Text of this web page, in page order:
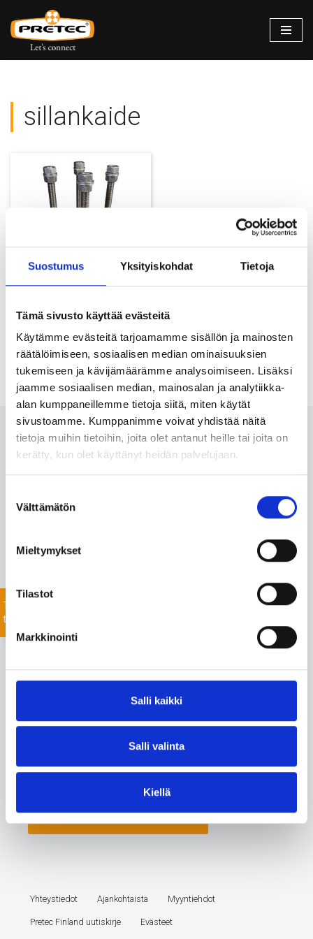
Suostumus Yksityiskohdat Tietoja
Tämä sivusto käyttää evästeitä
Käytämme evästeitä tarjoamamme sisällön ja mainosten
räätälöimiseen, sosiaalisen median ominaisuuksien
tukemiseen ja kävijämäärämme analysoimiseen. Lisäksi
jaamme sosiaalisen median, mainosalan ja analytiikka-
alan kumppaneillemme tietoja siitä, miten käytät
sivustoamme. Kumppanimme voivat yhdistää näitä
tietoja muihin tietoihin, joita olet antanut heille tai joita on
kerätty, kun olet käyttänyt heidän palvelujaan.
valinta
Välttämätön
Mieltymykset
Tilastot
Markkinointi
Salli kaikki
Salli valinta
Kiellä
Siirry
suoraan
sillankaide
Pulttiryhmät
Ota meihin yhteyttä 24/7
projektiisi sopivat tuotteet nopealla toimitusajalla. Myös
listaamattomien tuotteiden toimitus onnistuu mittavan
Jätä yhteydenottopyyntö helposti tässä, niin
Tiedustele
tuotteista
Yhteystiedot Ajankohtaista Myyntiehdot
Pretec Finland uutiskirje Evästeet